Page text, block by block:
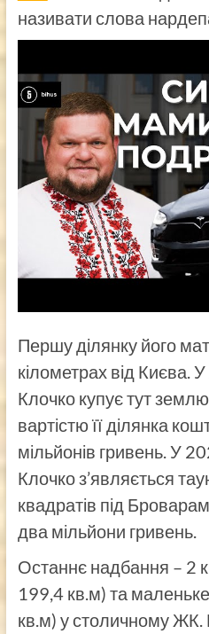
називати слова
Першу ділянку його
кілометрах від Києва.
Клочко купує тут
вартістю її ділянка
мільйонів гривень. У
Клочко з’являється
квадратів під
два мільйони гривень.
Останнє надбання – 2
199,4 кв.м) та
кв.м) у столичному ЖК.